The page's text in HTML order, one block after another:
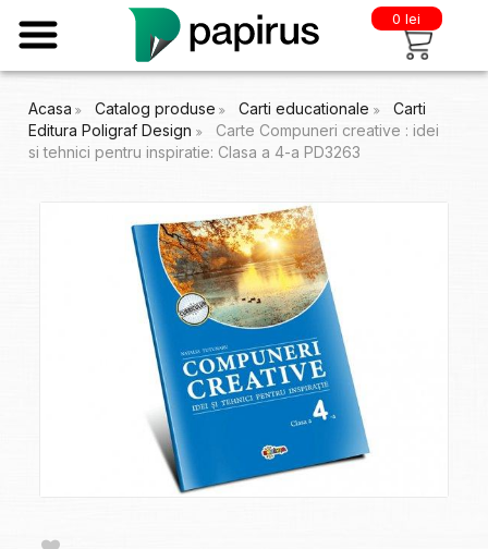
0 lei
Acasa Catalog produse Carti educationale
Carti
Editura Poligraf Design
Carte Compuneri creative : idei
si tehnici pentru inspiratie: Clasa a 4-a PD3263